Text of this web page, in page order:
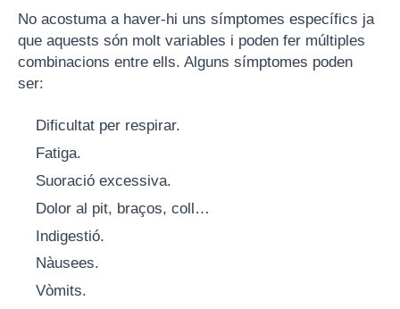
No acostuma a haver-hi uns símptomes específics ja
que aquests són molt variables i poden fer múltiples
combinacions entre ells. Alguns símptomes poden
ser:
Dificultat per respirar.
Fatiga.
Suoració excessiva.
Dolor al pit, braços, coll…
Indigestió.
Nàusees.
Vòmits.